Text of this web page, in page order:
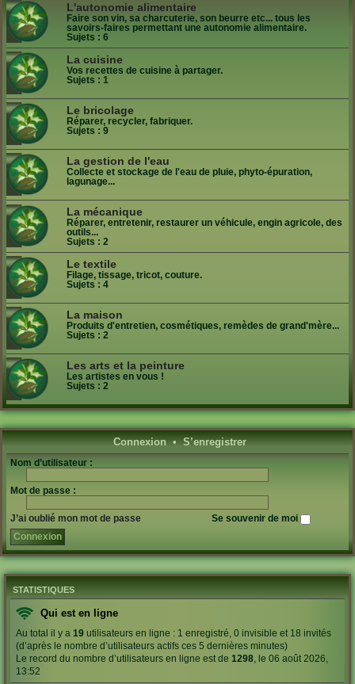
L'autonomie alimentaire
Faire son vin, sa charcuterie, son beurre etc... tous les
savoirs-faires permettant une autonomie alimentaire.
Sujets : 6
La cuisine
Vos recettes de cuisine à partager.
Sujets : 1
Le bricolage
Réparer, recycler, fabriquer.
Sujets : 9
La gestion de l'eau
Collecte et stockage de l'eau de pluie, phyto-épuration,
lagunage...
La mécanique
Réparer, entretenir, restaurer un véhicule, engin agricole, des
outils...
Sujets : 2
Le textile
Filage, tissage, tricot, couture.
Sujets : 4
La maison
Produits d'entretien, cosmétiques, remèdes de grand'mère...
Sujets : 2
Les arts et la peinture
Les artistes en vous !
Sujets : 2
Connexion•S’enregistrer
Nom d’utilisateur :
Mot de passe :
J’ai oublié mon mot de passe Se souvenir de moi
STATISTIQUES
Qui est en ligne
Au total il y a 19 utilisateurs en ligne : 1 enregistré, 0 invisible et 18 invités
(d’après le nombre d’utilisateurs actifs ces 5 dernières minutes)
Le record du nombre d’utilisateurs en ligne est de 1298 , le 06 août 2026,
13:52